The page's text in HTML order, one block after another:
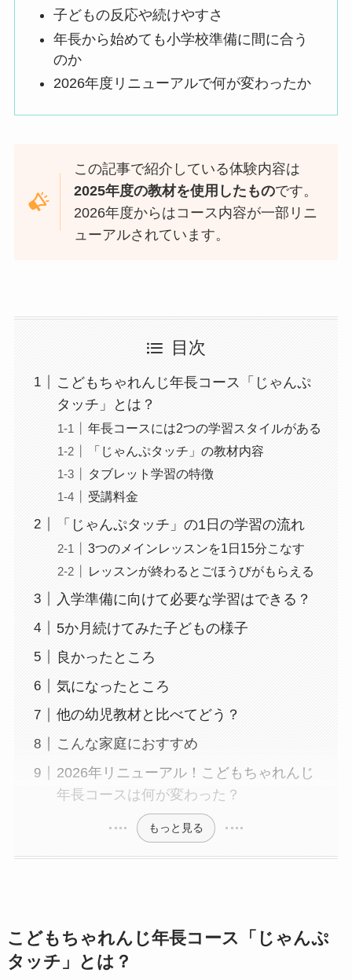
子どもの反応や続けやすさ
年長から始めても小学校準備に間に合う
のか
2026年度リニューアルで何が変わったか
この記事で紹介している体験内容は
2025年度の教材を使用したものです。
2026年度からはコース内容が一部リニ
ューアルされています。
目次
こどもちゃれんじ年長コース「じゃんぷ
タッチ」とは？
年長コースには2つの学習スタイルがある
「じゃんぷタッチ」の教材内容
タブレット学習の特徴
受講料金
「じゃんぷタッチ」の1日の学習の流れ
3つのメインレッスンを1日15分こなす
レッスンが終わるとごほうびがもらえる
入学準備に向けて必要な学習はできる？
5か月続けてみた子どもの様子
良かったところ
気になったところ
他の幼児教材と比べてどう？
こんな家庭におすすめ
2026年リニューアル！こどもちゃれんじ
年長コースは何が変わった？
もっと見る
こどもちゃれんじ年長コース「じゃんぷ
タッチ」とは？